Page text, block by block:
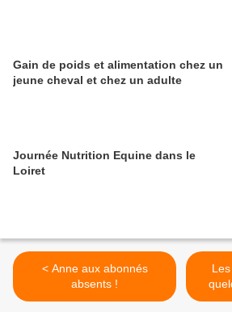
Gain de poids et alimentation chez un
jeune cheval et chez un adulte
Journée Nutrition Equine dans le
Loiret
< Anne aux abonnés
absents !